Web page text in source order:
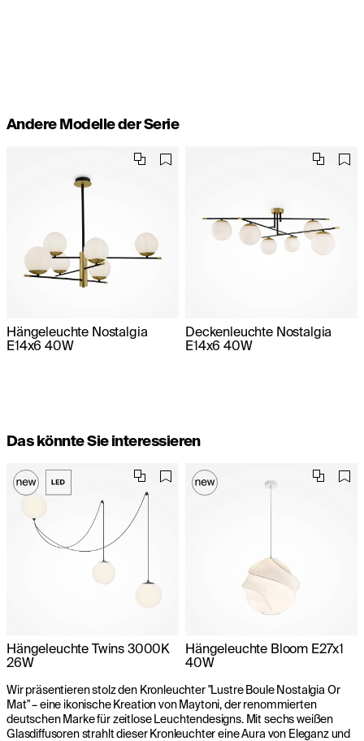
Andere Modelle der Serie
Hängeleuchte Nostalgia
E14x6 40W
Deckenleuchte Nostalgia
E14x6 40W
Das könnte Sie interessieren
Hängeleuchte Twins 3000K
26W
Hängeleuchte Bloom E27x1
40W
Wir präsentieren stolz den Kronleuchter "Lustre Boule Nostalgia Or
Mat" – eine ikonische Kreation von Maytoni, der renommierten
deutschen Marke für zeitlose Leuchtendesigns. Mit sechs weißen
Glasdiffusoren strahlt dieser Kronleuchter eine Aura von Eleganz und